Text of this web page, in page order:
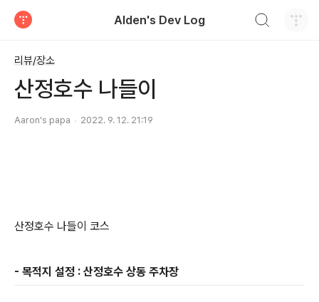
Alden's Dev Log
리뷰/장소
산정호수 나들이
Aaron's papa 2022. 9. 12. 21:19
산정호수 나들이 코스
- 목적지 설정 : 산정호수 상동 주차장